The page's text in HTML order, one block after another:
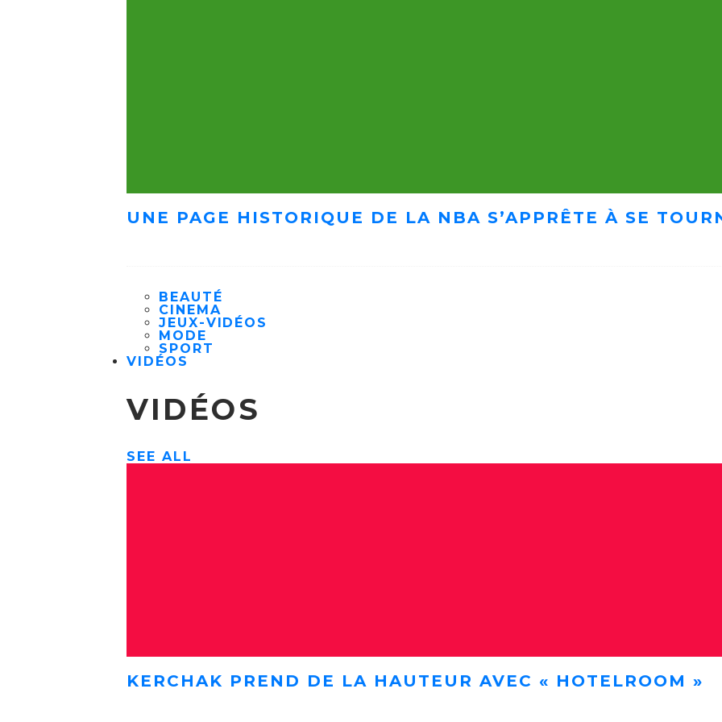
UNE PAGE HISTORIQUE DE LA NBA S’APPRÊTE À SE
BEAUTÉ
CINEMA
JEUX-VIDÉOS
MODE
SPORT
VIDÉOS
VIDÉOS
SEE ALL
KERCHAK PREND DE LA HAUTEUR AVEC « HOTELROOM »